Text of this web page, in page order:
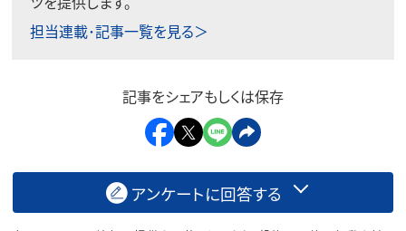
担当連載･記事一覧を見る＞
記事をシェアもしくは保存
アンケートに回答する